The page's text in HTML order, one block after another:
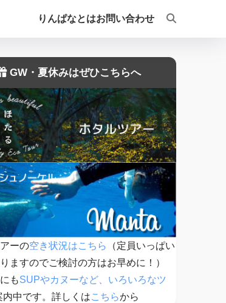
りんぱなとはお問い合わせ
GW・夏休みはぜひこちらへ
ーの空き状況はこちら
（定員いっぱい
ますのでご検討の方はお早めに！）
もSUPやカヌーなど、いろいろなツ
内中です。詳しくはこちらから